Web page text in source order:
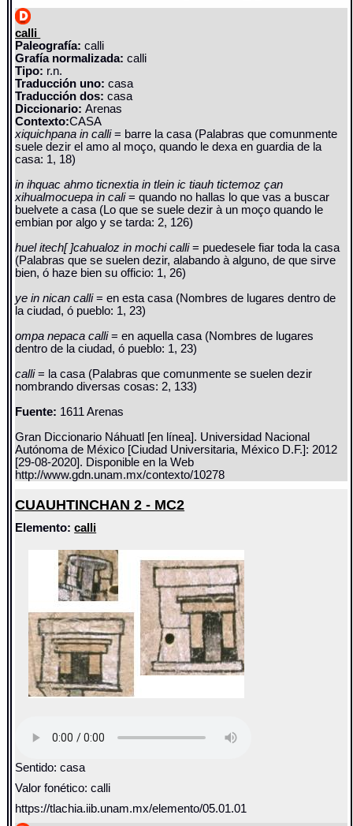
calli
Paleografía: calli
Grafía normalizada: calli
Tipo: r.n.
Traducción uno: casa
Traducción dos: casa
Diccionario:Arenas
Contexto:CASA
xiquichpana in calli= barre la casa (Palabras que comunmente
suele dezir el amo al moço, quando le dexa en guardia de la
casa: 1, 18)
in ihquac ahmo ticnextia in tlein ic tiauh tictemoz çan
xihualmocuepa in cali= quando no hallas lo que vas a buscar
buelvete a casa (Lo que se suele dezir à un moço quando le
embian por algo y se tarda: 2, 126)
huel itech[ ]cahualoz in mochi calli= puedesele fiar toda la casa
(Palabras que se suelen dezir, alabando à alguno, de que sirve
bien, ó haze bien su officio: 1, 26)
ye in nican calli= en esta casa (Nombres de lugares dentro de
la ciudad, ó pueblo: 1, 23)
ompa nepaca calli= en aquella casa (Nombres de lugares
dentro de la ciudad, ó pueblo: 1, 23)
calli= la casa (Palabras que comunmente se suelen dezir
nombrando diversas cosas: 2, 133)
Fuente: 1611 Arenas
Gran Diccionario Náhuatl [en línea]. Universidad Nacional
Autónoma de México [Ciudad Universitaria, México D.F.]: 2012
[29-08-2020]. Disponible en la Web
http://www.gdn.unam.mx/contexto/10278
CUAUHTINCHAN 2 - MC2
Elemento:calli
Sentido: casa
Valor fonético: calli
https://tlachia.iib.unam.mx/elemento/05.01.01